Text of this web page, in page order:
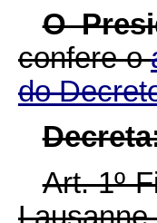
O
confere o
do
Art. 1º